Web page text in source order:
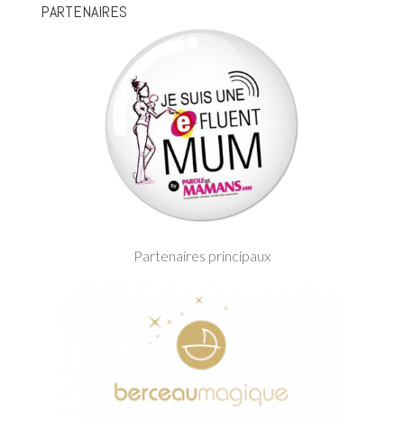
PARTENAIRES
Partenaires principaux